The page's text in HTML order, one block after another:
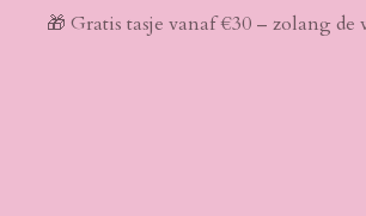
🎁 Gratis tasje vanaf €30 – zolang de